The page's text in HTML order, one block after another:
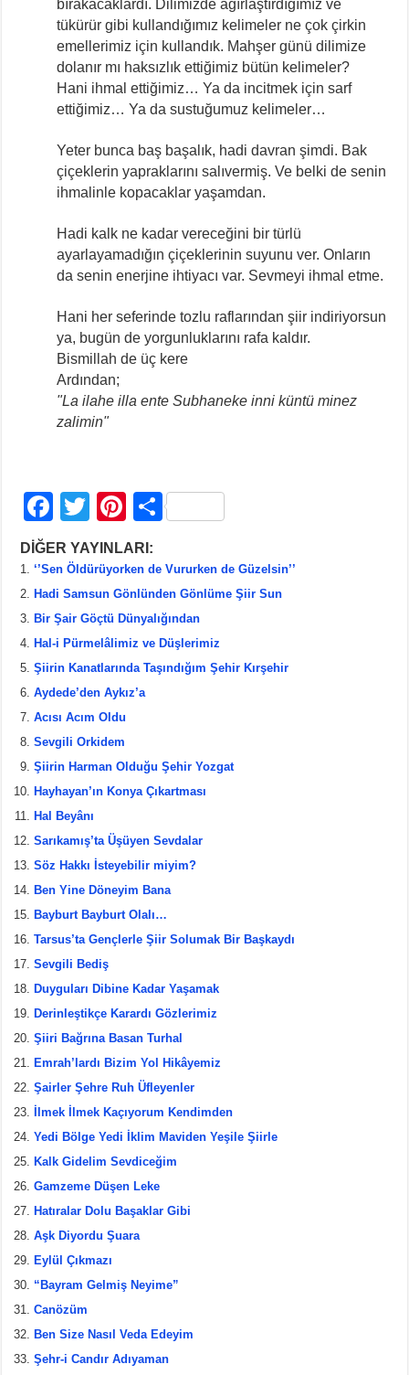
bırakacaklardı. Dilimizde ağırlaştırdığımız ve
tükürür gibi kullandığımız kelimeler ne çok çirkin
emellerimiz için kullandık. Mahşer günü dilimize
dolanır mı haksızlık ettiğimiz bütün kelimeler?
Hani ihmal ettiğimiz… Ya da incitmek için sarf
ettiğimiz… Ya da sustuğumuz kelimeler…
Yeter bunca baş başalık, hadi davran şimdi. Bak
çiçeklerin yapraklarını salıvermiş. Ve belki de senin
ihmalinle kopacaklar yaşamdan.
Hadi kalk ne kadar vereceğini bir türlü
ayarlayamadığın çiçeklerinin suyunu ver. Onların
da senin enerjine ihtiyacı var. Sevmeyi ihmal etme.
Hani her seferinde tozlu raflarından şiir indiriyorsun
ya, bugün de yorgunluklarını rafa kaldır.
Bismillah de üç kere
Ardından;
"La ilahe illa ente Subhaneke inni küntü minez
zalimin"
F
a
c
e
b
o
o
k
T
wi
tt
er
Pi
nt
er
e
st
S
ar
e
DİĞER YAYINLARI:
‘’Sen Öldürüyorken de Vururken de Güzelsin’’
Hadi Samsun Gönlünden Gönlüme Şiir Sun
Bir Şair Göçtü Dünyalığından
Hal-i Pürmelâlimiz ve Düşlerimiz
Şiirin Kanatlarında Taşındığım Şehir Kırşehir
Aydede’den Aykız’a
Acısı Acım Oldu
Sevgili Orkidem
Şiirin Harman Olduğu Şehir Yozgat
Hayhayan’ın Konya Çıkartması
Hal Beyânı
Sarıkamış’ta Üşüyen Sevdalar
Söz Hakkı İsteyebilir miyim?
Ben Yine Döneyim Bana
Bayburt Bayburt Olalı…
Tarsus’ta Gençlerle Şiir Solumak Bir Başkaydı
Sevgili Bediş
Duyguları Dibine Kadar Yaşamak
Derinleştikçe Karardı Gözlerimiz
Şiiri Bağrına Basan Turhal
Emrah’lardı Bizim Yol Hikâyemiz
Şairler Şehre Ruh Üfleyenler
İlmek İlmek Kaçıyorum Kendimden
Yedi Bölge Yedi İklim Maviden Yeşile Şiirle
Kalk Gidelim Sevdiceğim
Gamzeme Düşen Leke
Hatıralar Dolu Başaklar Gibi
Aşk Diyordu Şuara
Eylül Çıkmazı
“Bayram Gelmiş Neyime”
Canözüm
Ben Size Nasıl Veda Edeyim
Şehr-i Candır Adıyaman